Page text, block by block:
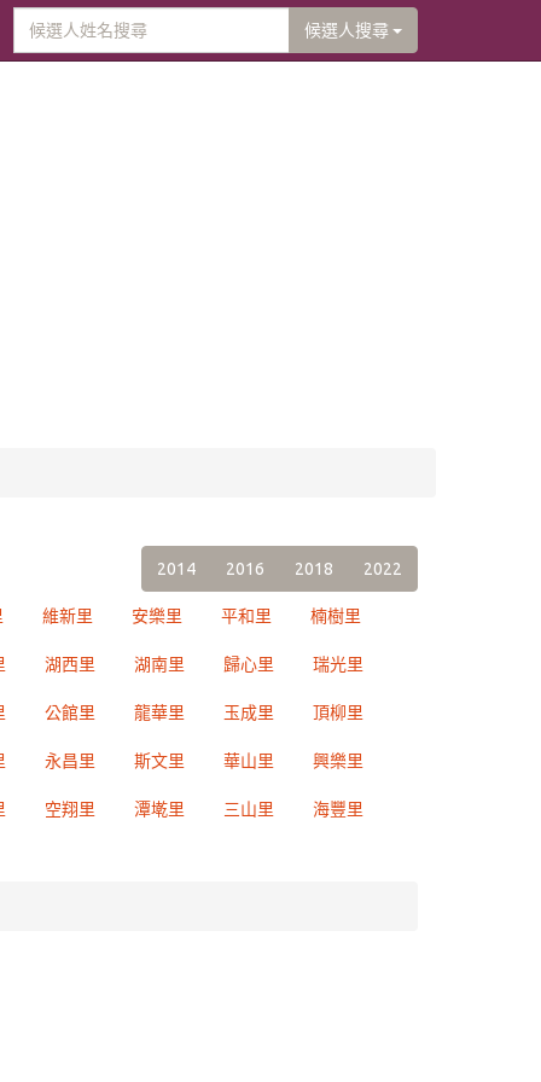
候選人搜尋
2014 2016 2018 2022
維新里 安樂里 平和里 楠樹里
湖西里 湖南里 歸心里 瑞光里
公館里 龍華里 玉成里 頂柳里
永昌里 斯文里 華山里 興樂里
空翔里 潭墘里 三山里 海豐里